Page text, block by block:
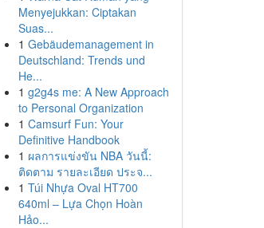
Menyejukkan: Ciptakan
Suas...
1 Gebäudemanagement in
Deutschland: Trends und
He...
1 g2g4s me: A New Approach
to Personal Organization
1 Camsurf Fun: Your
Definitive Handbook
1 ผลการแข่งขัน NBA วันนี้:
ติดตาม รายละเอียด ประจ...
1 Túi Nhựa Oval HT700
640ml – Lựa Chọn Hoàn
Hảo...